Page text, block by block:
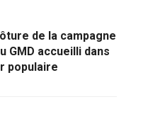
de la campagne
GMD accueilli dans
populaire